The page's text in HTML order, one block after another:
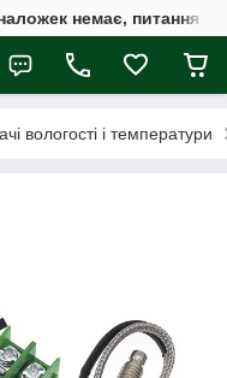
немає, питання у
вологості і температури